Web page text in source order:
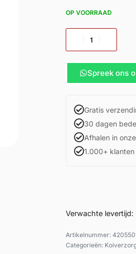
OP VOORRAAD
Spreek ons
Gratis
30 dagen
Afhalen in
1.000+
Verwachte levertijd:
Categorieën: